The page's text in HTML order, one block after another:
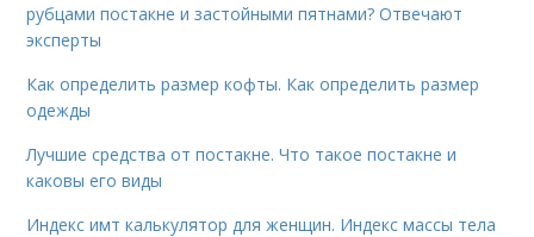
рубцами постакне и застойными пятнами? Отвечают
эксперты
Как определить размер кофты. Как определить размер
одежды
Лучшие средства от постакне. Что такое постакне и
каковы его виды
Индекс имт калькулятор для женщин. Индекс массы тела